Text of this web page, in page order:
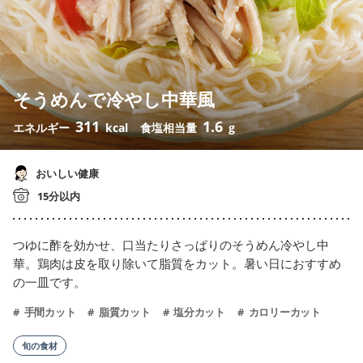
そうめんで冷やし中華風
エネルギー 311 kcal 食塩相当量 1.6 g
おいしい健康
15分以内
つゆに酢を効かせ、口当たりさっぱりのそうめん冷やし中
華。鶏肉は皮を取り除いて脂質をカット。暑い日におすすめ
の一皿です。
手間カット 脂質カット 塩分カット カロリーカット
旬の食材